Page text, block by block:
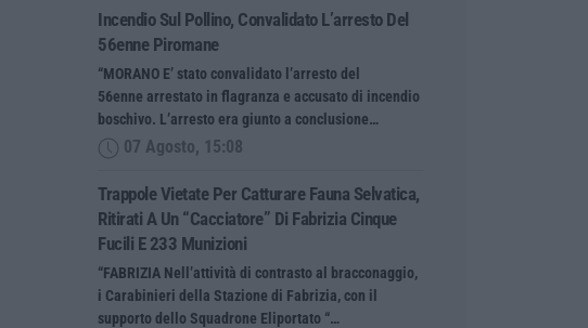
Incendio Sul Pollino, Convalidato L’arresto Del
56enne Piromane
“MORANO E’ stato convalidato l’arresto del
56enne arrestato in flagranza e accusato di incendio
boschivo. L’arresto era giunto a conclusione…
07 Agosto, 15:08
Trappole Vietate Per Catturare Fauna Selvatica,
Ritirati A Un “cacciatore” Di Fabrizia Cinque
Fucili E 233 Munizioni
“FABRIZIA Nell’attività di contrasto al bracconaggio,
i Carabinieri della Stazione di Fabrizia, con il
supporto dello Squadrone Eliportato “…